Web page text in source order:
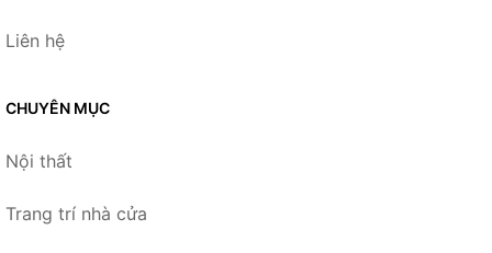
Liên hệ
CHUYÊN MỤC
Nội thất
Trang trí nhà cửa